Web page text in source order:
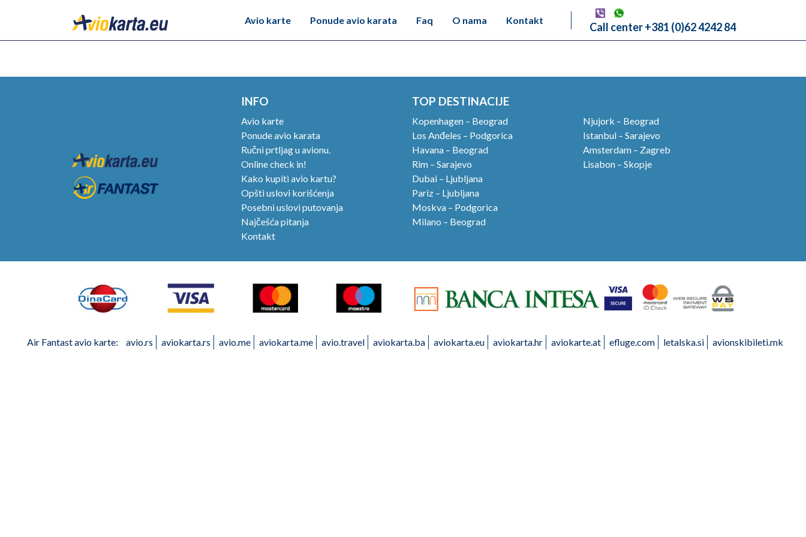
Avio karte
Ponude avio karata Faq O nama Kontakt
Call center +381 (0)62 4242 84
INFO
Avio karte
Ponude avio karata
Ručni prtljag u avionu.
Online check in!
Kako kupiti avio kartu?
Opšti uslovi korišćenja
Posebni uslovi putovanja
Najčešća pitanja
Kontakt
TOP DESTINACIJE
Kopenhagen – Beograd
Los Anđeles – Podgorica
Havana – Beograd
Rim – Sarajevo
Dubai – Ljubljana
Pariz – Ljubljana
Moskva – Podgorica
Milano – Beograd
Njujork – Beograd
Istanbul – Sarajevo
Amsterdam – Zagreb
Lisabon – Skopje
Air Fantast avio karte: avio.rs aviokarta.rs avio.me aviokarta.me avio.travel aviokarta.ba aviokarta.eu aviokarta.hr aviokarte.at efluge.com letalska.si avionskibileti.mk